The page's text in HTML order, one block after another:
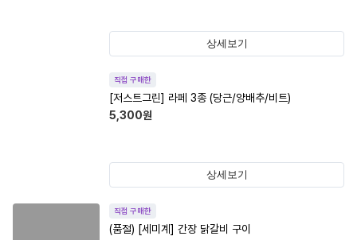
상세보기
직접 구매한
[저스트그린] 라페 3종 (당근/양배추/비트)
5,300원
상세보기
직접 구매한
(품절) [세미계] 간장 닭갈비 구이